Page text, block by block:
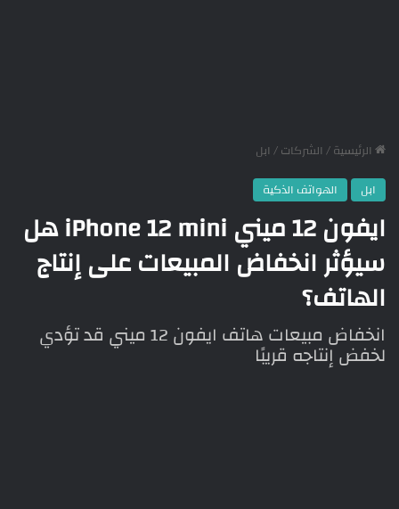
الرئيسية/ الشركات/ ابل
ابل
الهواتف الذكية
ايفون 12 ميني iPhone 12 mini هل
سيؤثر انخفاض المبيعات على إنتاج
الهاتف؟
انخفاض مبيعات هاتف ايفون 12 ميني قد تؤدي
لخفض إنتاجه قريبًا